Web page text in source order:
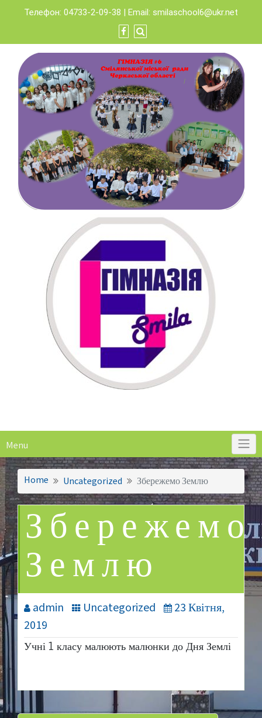
content
Телефон: 04733-2-09-38 | Email: smilaschool6@ukr.net
Menu
Home Uncategorized Збережемо Землю
Збережемо
Землю
admin Uncategorized
23 Квітня,
2019
Учні 1 класу малюють малюнки до Дня Землі